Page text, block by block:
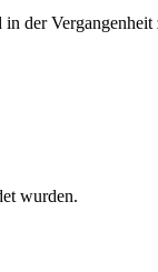
der
wurden.